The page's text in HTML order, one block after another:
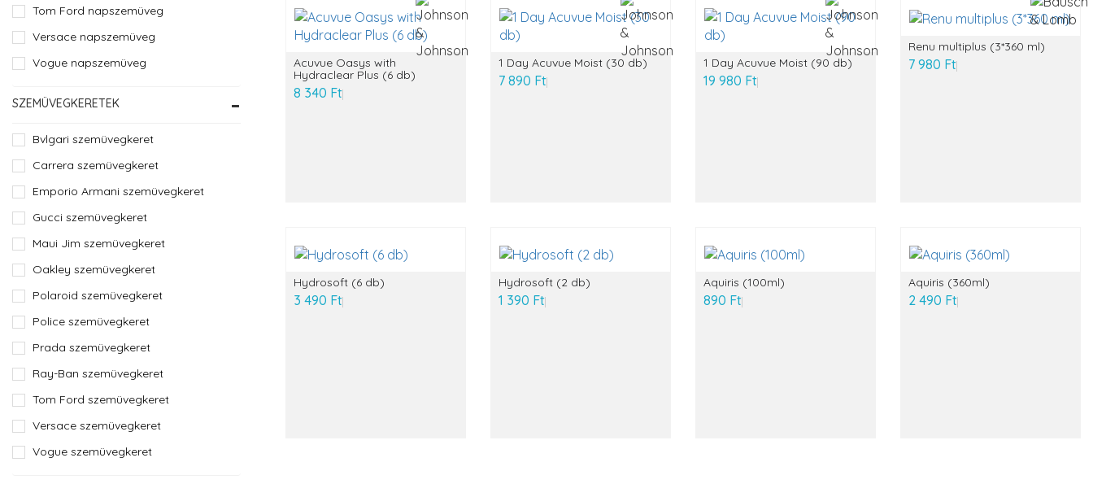
Tom Ford napszemüveg
Versace napszemüveg
Vogue napszemüveg
SZEMÜVEGKERETEK
Bvlgari szemüvegkeret
Carrera szemüvegkeret
Emporio Armani szemüvegkeret
Gucci szemüvegkeret
Maui Jim szemüvegkeret
Oakley szemüvegkeret
Polaroid szemüvegkeret
Police szemüvegkeret
Prada szemüvegkeret
Ray-Ban szemüvegkeret
Tom Ford szemüvegkeret
Versace szemüvegkeret
Vogue szemüvegkeret
Acuvue Oasys with
Hydraclear Plus (6 db)
8 340 Ft
1 Day Acuvue Moist (30 db)
7 890 Ft
1 Day Acuvue Moist (90 db)
19 980 Ft
Renu multiplus (3*360 ml)
7 980 Ft
Hydrosoft (6 db)
3 490 Ft
Hydrosoft (2 db)
1 390 Ft
Aquiris (100ml)
890 Ft
Aquiris (360ml)
2 490 Ft